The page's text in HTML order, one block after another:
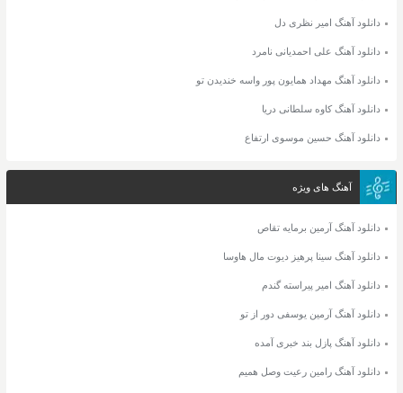
دانلود آهنگ امیر نظری دل
دانلود آهنگ علی احمدیانی نامرد
دانلود آهنگ مهداد همایون پور واسه خندیدن تو
دانلود آهنگ کاوه سلطانی دریا
دانلود آهنگ حسین موسوی ارتفاع
آهنگ های ویژه
دانلود آهنگ آرمین برمایه تقاص
دانلود آهنگ سینا پرهیز دیوت مال هاوسا
دانلود آهنگ امیر پیراسته گندم
دانلود آهنگ آرمین یوسفی دور از تو
دانلود آهنگ پازل بند خبری آمده
دانلود آهنگ رامین رعیت وصل همیم